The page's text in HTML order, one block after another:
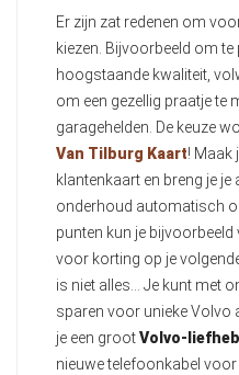
Er zijn zat redenen om
kiezen. Bijvoorbeeld om
hoogstaande kwaliteit,
om een gezellig praatje te
garagehelden. De keuze
Van Tilburg Kaart! Maak
klantenkaart en breng je
onderhoud automatisch
punten kun je
voor korting op je
is niet alles… Je kunt met
sparen voor unieke
je een grootVolvo-
nieuwe telefoonkabel voor